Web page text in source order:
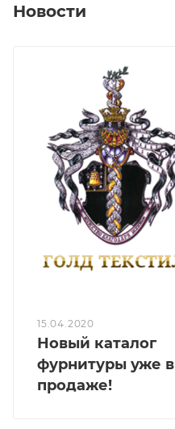
Новости
15.04.2020
Новый каталог
фурнитуры уже в
продаже!